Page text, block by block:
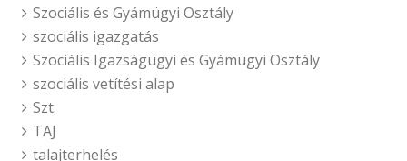
Szociális és Gyámügyi Osztály
szociális igazgatás
Szociális Igazságügyi és Gyámügyi Osztály
szociális vetítési alap
Szt.
TAJ
talajterhelés